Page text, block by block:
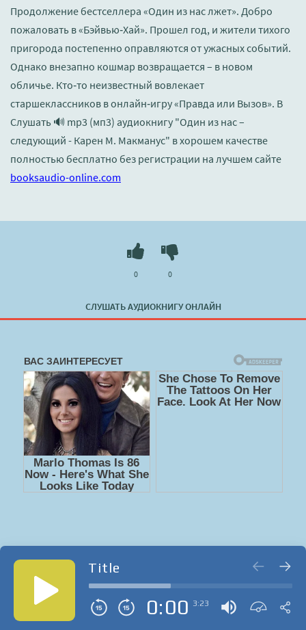
Продолжение бестселлера «Один из нас лжет». Добро
пожаловать в «Бэйвью‑Хай». Прошел год, и жители тихого
пригорода постепенно оправляются от ужасных событий.
Однако внезапно кошмар возвращается – в новом
обличье. Кто‑то неизвестный вовлекает
старшеклассников в онлайн‑игру «Правда или Вызов». В
Слушать 🔊 mp3 (мп3) аудиокнигу "Один из нас –
следующий - Карен М. Макманус" в хорошем качестве
полностью бесплатно без регистрации на лучшем сайте
booksaudio-online.com
СЛУШАТЬ АУДИОКНИГУ ОНЛАЙН
0 0
Title
0:00 3:23